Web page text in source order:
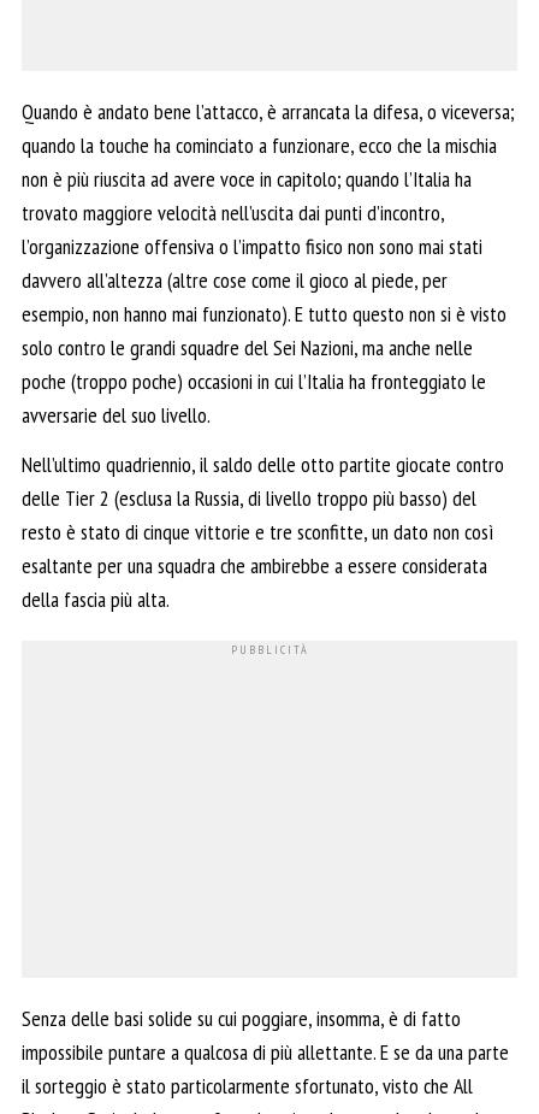
Quando è andato bene l’attacco, è arrancata la difesa, o viceversa;
quando la touche ha cominciato a funzionare, ecco che la mischia
non è più riuscita ad avere voce in capitolo; quando l’Italia ha
trovato maggiore velocità nell’uscita dai punti d’incontro,
l’organizzazione offensiva o l’impatto fisico non sono mai stati
davvero all’altezza (altre cose come il gioco al piede, per
esempio, non hanno mai funzionato). E tutto questo non si è visto
solo contro le grandi squadre del Sei Nazioni, ma anche nelle
poche (troppo poche) occasioni in cui l’Italia ha fronteggiato le
avversarie del suo livello.
Nell’ultimo quadriennio, il saldo delle otto partite giocate contro
delle Tier 2 (esclusa la Russia, di livello troppo più basso) del
resto è stato di cinque vittorie e tre sconfitte, un dato non così
esaltante per una squadra che ambirebbe a essere considerata
della fascia più alta.
Senza delle basi solide su cui poggiare, insomma, è di fatto
impossibile puntare a qualcosa di più allettante. E se da una parte
il sorteggio è stato particolarmente sfortunato, visto che All